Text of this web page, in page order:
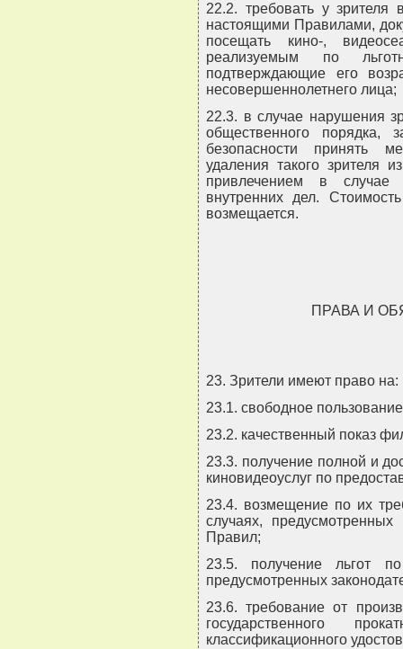
22.2. требовать у зрителя
настоящими Правилами,
посещать кино-,
реализуемым по
подтверждающие его
несовершеннолетнего лица;
22.3. в случае нарушения
общественного порядка,
безопасности принять
удаления такого зрителя
привлечением в случае
внутренних дел.
возмещается.
ПРАВА И
23. Зрители имеют право на:
23.1. свободное
23.2. качественный показ
23.3. получение полной и
киновидеоуслуг по
23.4. возмещение по их
случаях,
Правил;
23.5. получение льгот
предусмотренных
23.6. требование от
государственного
классификационного